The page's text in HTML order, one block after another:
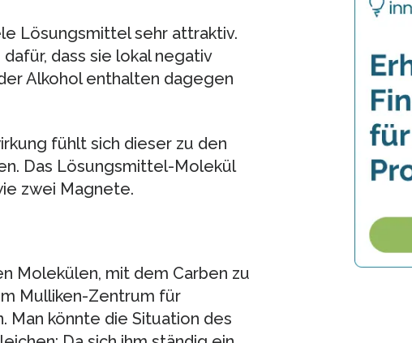
Lösungsmittel sehr attraktiv.
dass sie lokal negativ
Alkohol enthalten dagegen
fühlt sich dieser zu den
Das Lösungsmittel-Molekül
zwei Magnete.
Molekülen, mit dem Carben zu
Mulliken-Zentrum für
Man könnte die Situation des